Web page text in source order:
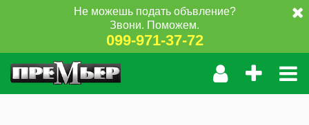
Не можешь подать объвление?
Звони. Поможем.
099-971-37-72